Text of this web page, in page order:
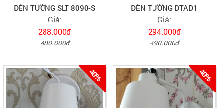
ĐÈN TƯỜNG SLT 8090-S
Giá:
288.000đ
480.000đ
ĐÈN TƯỜNG DTAD1
Giá:
294.000đ
490.000đ
40% 40%